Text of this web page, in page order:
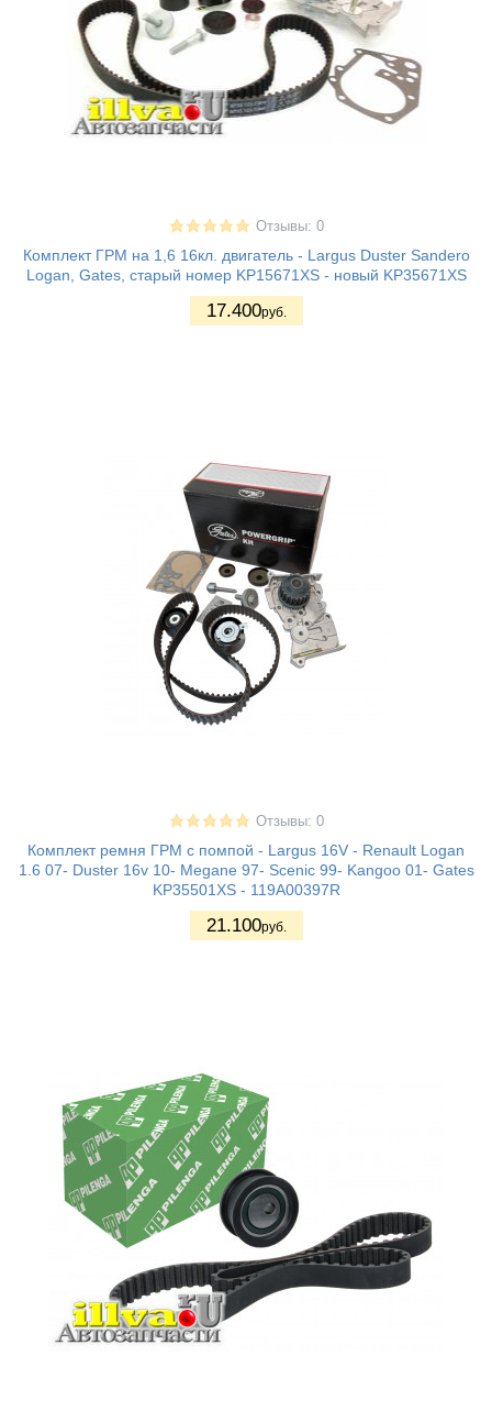
Отзывы: 0
Комплект ГРМ на 1,6 16кл. двигатель - Largus Duster Sandero
Logan, Gates, старый номер KP15671XS - новый KP35671XS
17.400руб.
Отзывы: 0
Комплект ремня ГРМ с помпой - Largus 16V - Renault Logan
1.6 07- Duster 16v 10- Megane 97- Scenic 99- Kangoo 01- Gates
KP35501XS - 119A00397R
21.100руб.